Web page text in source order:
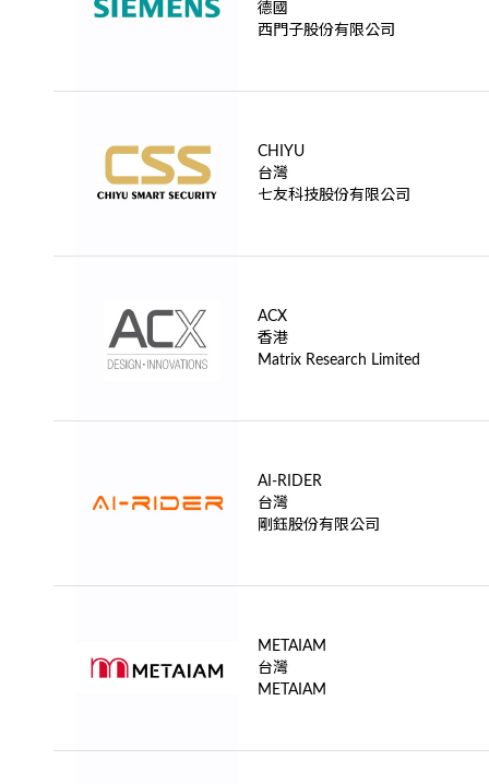
德國
西門子股份有限公司
CHIYU
台灣
七友科技股份有限公司
ACX
香港
Matrix Research Limited
AI-RIDER
台灣
剛鈺股份有限公司
METAIAM
台灣
METAIAM